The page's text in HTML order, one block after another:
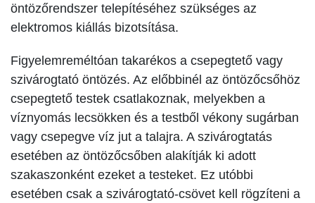
öntözőrendszer telepítéséhez szükséges az
elektromos kiállás bizotsítása.
Figyelemreméltóan takarékos a csepegtető vagy
szivárogtató öntözés. Az előbbinél az öntözőcsőhöz
csepegtető testek csatlakoznak, melyekben a
víznyomás lecsökken és a testből vékony sugárban
vagy csepegve víz jut a talajra. A szivárogtatás
esetében az öntözőcsőben alakítják ki adott
szakaszonként ezeket a testeket. Ez utóbbi
esetében csak a szivárogtató-csövet kell rögzíteni a